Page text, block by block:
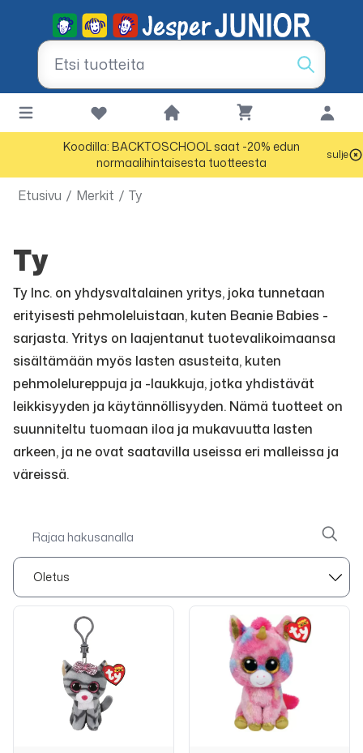
Koodilla: BACKTOSCHOOL saat -20% edun
normaalihintaisesta tuotteesta
sulje
Etusivu / Merkit / Ty
Ty
Ty Inc. on yhdysvaltalainen yritys, joka tunnetaan
erityisesti pehmoleluistaan, kuten Beanie Babies -
sarjasta. Yritys on laajentanut tuotevalikoimaansa
sisältämään myös lasten asusteita, kuten
pehmolelureppuja ja -laukkuja, jotka yhdistävät
leikkisyyden ja käytännöllisyyden. Nämä tuotteet on
suunniteltu tuomaan iloa ja mukavuutta lasten
arkeen, ja ne ovat saatavilla useissa eri malleissa ja
väreissä.